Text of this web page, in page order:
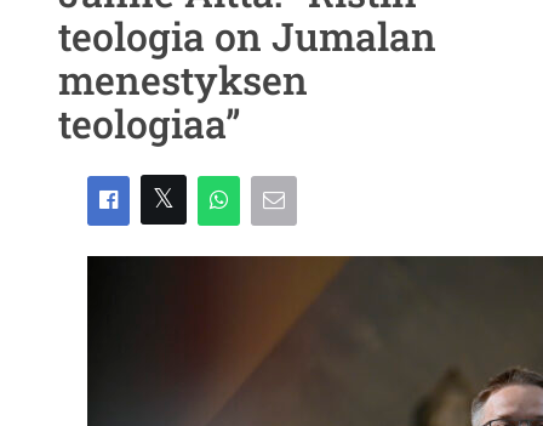
teologia on Jumalan
menestyksen
teologiaa”